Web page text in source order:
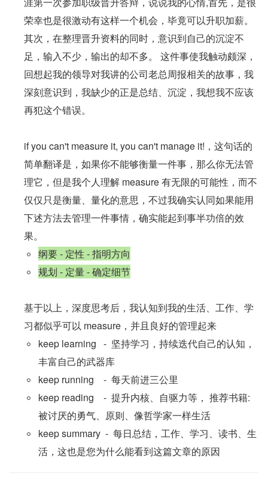
荣幸也是很激动有这样一个机会，毕竟可以升职加薪。
其次，在整理晋升资料的同时，意识到自己的沉淀不
足，输入不少，输出的却不多。 这件事使我触动颇深，
回想起我的领导对我讲的公司老总周报相关的故事，我
深刻意识到，我缺少的正是总结、沉淀，我想我不应该
再犯这个错误。
if you can't measure it, you can't manage it!，这句话的
简单翻译是，如果你不能够衡量一件事，那么你无法管
理它，但是我个人理解 measure 有无限的可能性，而不
仅仅只是衡量、量化的意思，不过我确实认同如果能用
下述方法去管理一件事情，确实能起到事半功倍的效
果。
纲要 - 定性 - 指明方向
规划 - 定量 - 确定细节
基于以上，深度思考后，我认知到我的生活、工作、学
习都似乎可以 measure，并且良好的管理起来
keep learning   -  坚持学习，持续迭代自己的认知，
丰富自己的武器库
keep running    -  每天前进三公里
keep reading    -  提升内核、自驱力等， 推荐书籍:
被讨厌的勇气、原则、像哲学家一样生活
keep summary  -  每日总结，工作、学习、读书、生
活，这也是您为什么能看到这篇文章的原因